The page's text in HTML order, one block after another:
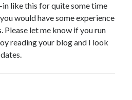
like this for quite some time
would have some experience
Please let me know if you run
reading your blog and I look